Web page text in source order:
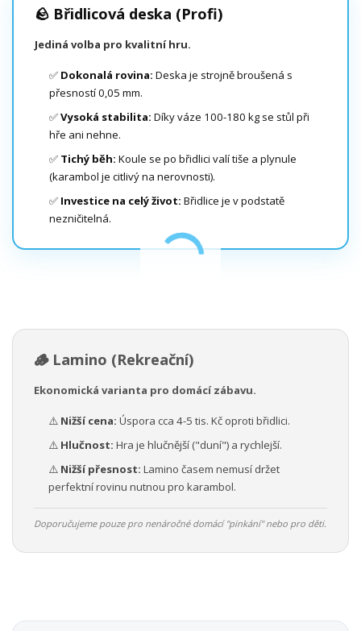
🪨 Břidlicová deska (Profi)
Jediná volba pro kvalitní hru.
✅ Dokonalá rovina: Deska je strojně broušená s
přesností 0,05 mm.
✅Vysoká stabilita: Díky váze 100-180 kg se stůl při
hře ani nehne.
✅ Tichý běh: Koule se po břidlici valí tiše a plynule
(karambol je citlivý na nerovnosti).
✅ Investice na celý život: Břidlice je v podstatě
nezničitelná.
🪵 Lamino (Rekreační)
Ekonomická varianta pro domácí zábavu.
⚠️ Nižší cena: Úspora cca 4-5 tis. Kč oproti břidlici.
⚠️ Hlučnost: Hra je hlučnější ("duní") a rychlejší.
⚠️ Nižší přesnost: Lamino časem nemusí držet
perfektní rovinu nutnou pro karambol.
Doporučujeme pouze pro nenáročné domácí "pinkání" nebo pro děti.